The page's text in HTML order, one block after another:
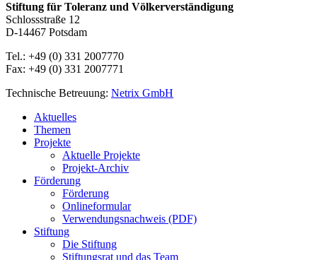
Stiftung für Toleranz und Völkerverständigung
Schlossstraße 12
D-14467 Potsdam
Tel.: +49 (0) 331 2007770
Fax: +49 (0) 331 2007771
Technische Betreuung: Netrix GmbH
Close
Menu
Aktuelles
Themen
Projekte
Aktuelle Projekte
Projekt-Archiv
Förderung
Förderung
Onlineformular
Verwendungsnachweis (PDF)
Stiftung
Die Stiftung
Stiftungsrat und das Team